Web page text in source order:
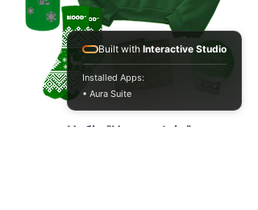
Набір "Hygge style"
Built with Interactive Studio
Installed Apps:
• Aura Suite